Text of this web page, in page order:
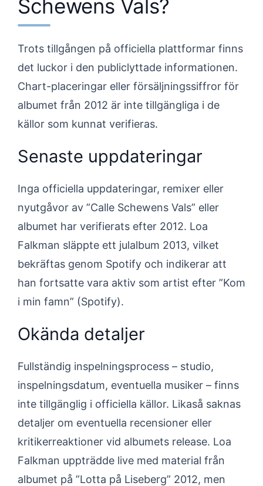
Schewens Vals?
Trots tillgången på officiella plattformar finns
det luckor i den publiclyttade informationen.
Chart-placeringar eller försäljningssiffror för
albumet från 2012 är inte tillgängliga i de
källor som kunnat verifieras.
Senaste uppdateringar
Inga officiella uppdateringar, remixer eller
nyutgåvor av ”Calle Schewens Vals” eller
albumet har verifierats efter 2012. Loa
Falkman släppte ett julalbum 2013, vilket
bekräftas genom Spotify och indikerar att
han fortsatte vara aktiv som artist efter ”Kom
i min famn” (Spotify).
Okända detaljer
Fullständig inspelningsprocess – studio,
inspelningsdatum, eventuella musiker – finns
inte tillgänglig i officiella källor. Likaså saknas
detaljer om eventuella recensioner eller
kritikerreaktioner vid albumets release. Loa
Falkman uppträdde live med material från
albumet på ”Lotta på Liseberg” 2012, men